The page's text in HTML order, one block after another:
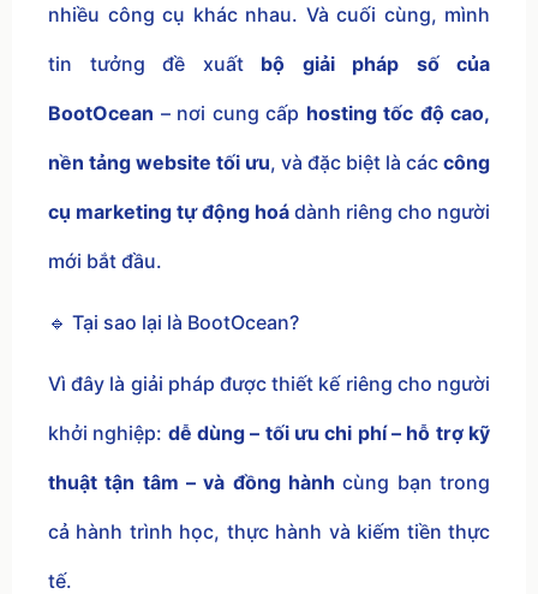
nhiều công cụ khác nhau. Và cuối cùng, mình
tin tưởng đề xuất bộ giải pháp số của
BootOcean – nơi cung cấp hosting tốc độ cao,
nền tảng website tối ưu, và đặc biệt là các công
cụ marketing tự động hoá dành riêng cho người
mới bắt đầu.
🔹 Tại sao lại là BootOcean?
Vì đây là giải pháp được thiết kế riêng cho người
khởi nghiệp: dễ dùng – tối ưu chi phí – hỗ trợ kỹ
thuật tận tâm – và đồng hành cùng bạn trong
cả hành trình học, thực hành và kiếm tiền thực
tế.